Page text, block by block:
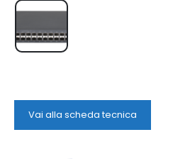
Vai alla scheda tecnica